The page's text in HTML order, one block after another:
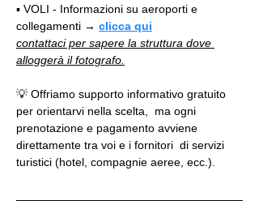
▪️ VOLI - Informazioni su aeroporti e
collegamenti → clicca qui
contattaci per sapere la struttura dove
alloggerà il fotografo.
💡 Offriamo supporto informativo gratuito
per orientarvi nella scelta,  ma ogni
prenotazione e pagamento avviene
direttamente tra voi e i fornitori  di servizi
turistici (hotel, compagnie aeree, ecc.).